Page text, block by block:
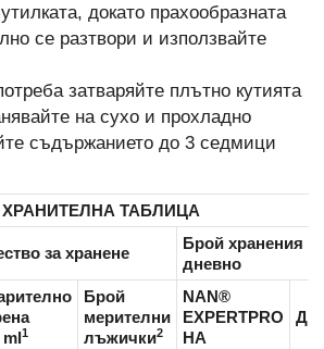
докато прахообразната
се разтвори и използвайте
затваряйте плътно кутията
на сухо и прохладно
съдържанието до 3 седмици
ХРАНИТЕЛНА ТАБЛИЦА
за хранене
Брой хранения
дневно
ml1
Брой
мерителни
лъжички2
NAN®
EXPERTPRO
HA